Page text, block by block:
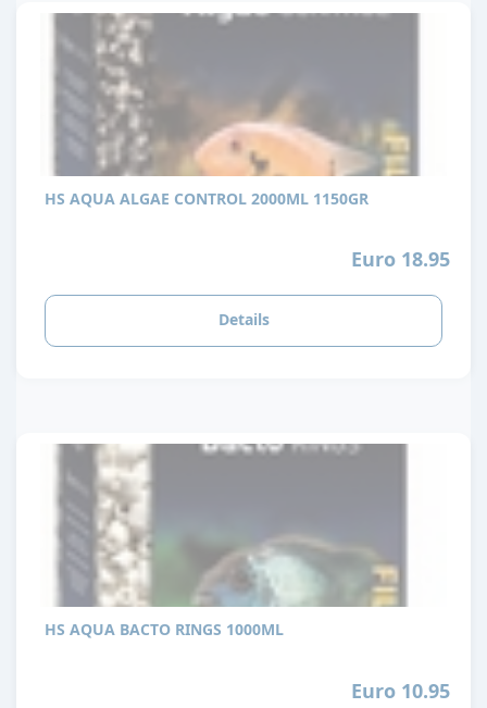
HS AQUA ALGAE CONTROL 2000ML 1150GR
Euro 18.95
Details
HS AQUA BACTO RINGS 1000ML
Euro 10.95